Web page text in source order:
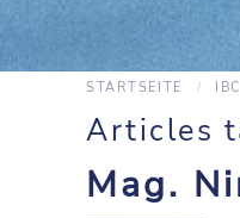
STARTSEITE
Articles
Mag.